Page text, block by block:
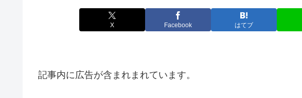
X Facebook はてブ
記事内に広告が含まれまれています。